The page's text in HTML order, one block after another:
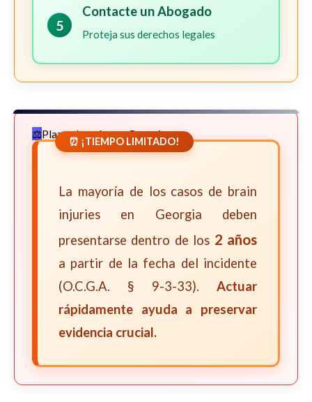
5
Contacte un Abogado
Proteja sus derechos legales
Plazos Legales en Georgia
⏰ ¡TIEMPO LIMITADO!
La mayoría de los casos de brain
injuries en Georgia deben
presentarse dentro de los 2 años
a partir de la fecha del incidente
(O.C.G.A. § 9-3-33). Actuar
rápidamente ayuda a preservar
evidencia crucial.